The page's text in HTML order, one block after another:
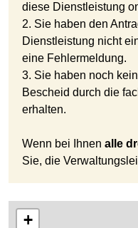
diese Dienstleistung
2. Sie haben den
Dienstleistung nicht
eine Fehlermeldung.
3. Sie haben noch
Bescheid durch die
erhalten.
Wenn bei Ihnen alle
Sie, die
+